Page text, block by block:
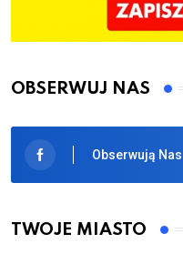
OBSERWUJ NAS
Obserwują Nas
TWOJE MIASTO